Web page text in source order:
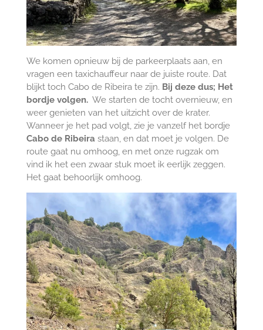
We komen opnieuw bij de parkeerplaats aan, en
vragen een taxichauffeur naar de juiste route. Dat
blijkt toch Cabo de Ribeira te zijn. Bij deze dus; Het
bordje volgen. We starten de tocht overnieuw, en
weer genieten van het uitzicht over de krater.
Wanneer je het pad volgt, zie je vanzelf het bordje
Cabo de Ribeira staan, en dat moet je volgen. De
route gaat nu omhoog, en met onze rugzak om
vind ik het een zwaar stuk moet ik eerlijk zeggen.
Het gaat behoorlijk omhoog.